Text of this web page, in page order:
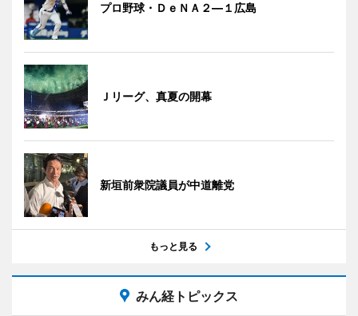
プロ野球・ＤｅＮＡ２―１広島
Ｊリーグ、真夏の開幕
新垣前衆院議員が中道離党
もっと見る
みん経トピックス